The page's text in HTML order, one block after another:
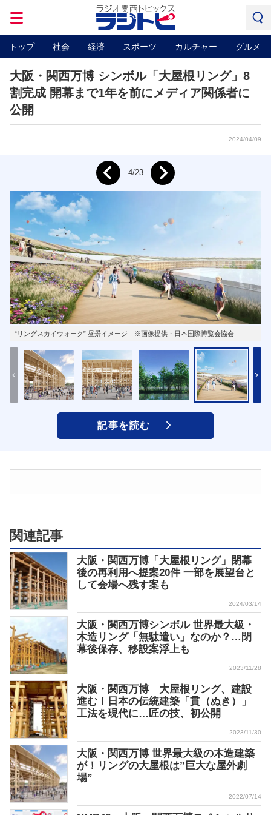
トップ 社会 経済 スポーツ カルチャー グルメ
大阪・関西万博 シンボル「大屋根リング」8
割完成 開幕まで1年を前にメディア関係者に
公開
2024/04/09
“リングスカイウォーク” 昼景イメージ ※画像提供・日本国際博覧会協会
4/23
記事を読む
関連記事
大阪・関西万博「大屋根リング」閉幕
後の再利用へ提案20件 一部を展望台と
して会場へ残す案も
2024/03/14
大阪・関西万博シンボル 世界最大級・
木造リング「無駄遣い」なのか？…閉
幕後保存、移設案浮上も
2023/11/28
大阪・関西万博 大屋根リング、建設
進む！日本の伝統建築「貫（ぬき）」
工法を現代に…匠の技、初公開
2023/11/30
大阪・関西万博 世界最大級の木造建築
が！リングの大屋根は”巨大な屋外劇
場”
2022/07/14